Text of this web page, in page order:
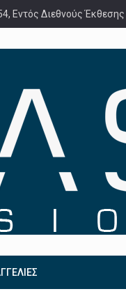
Εντός Διεθνούς